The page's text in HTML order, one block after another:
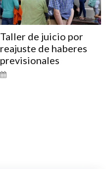
Taller de juicio por
reajuste de haberes
previsionales